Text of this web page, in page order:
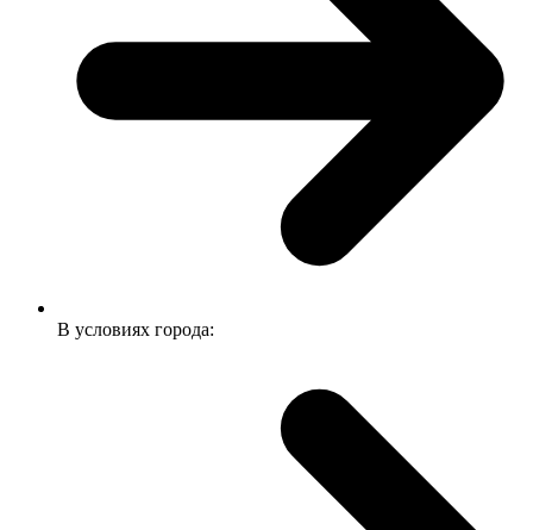
В условиях города: